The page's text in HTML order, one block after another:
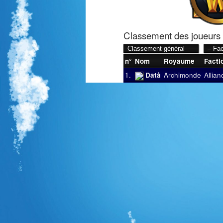
Classement des joueurs
n° Nom Royaume
1.
Datå Archimonde